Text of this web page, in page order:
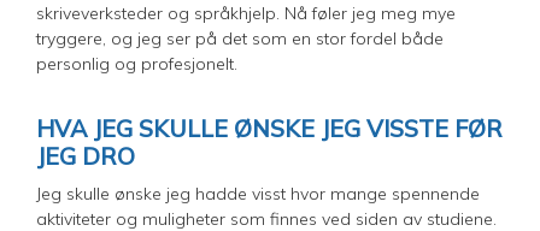
skriveverksteder og språkhjelp. Nå føler jeg meg mye
tryggere, og jeg ser på det som en stor fordel både
personlig og profesjonelt.
HVA JEG SKULLE ØNSKE JEG VISSTE FØR
JEG DRO
Jeg skulle ønske jeg hadde visst hvor mange spennende
aktiviteter og muligheter som finnes ved siden av studiene.